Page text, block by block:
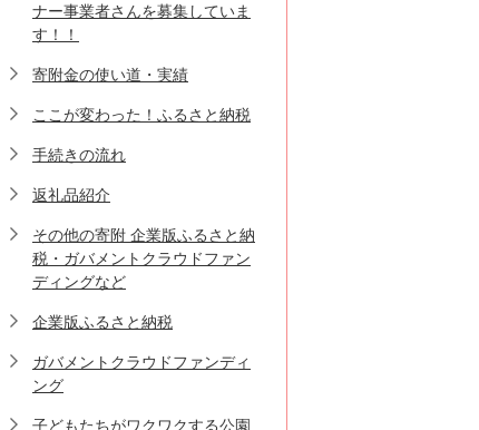
ナー事業者さんを募集していま
す！！
寄附金の使い道・実績
ここが変わった！ふるさと納税
手続きの流れ
返礼品紹介
その他の寄附 企業版ふるさと納
税・ガバメントクラウドファン
ディングなど
企業版ふるさと納税
ガバメントクラウドファンディ
ング
子どもたちがワクワクする公園